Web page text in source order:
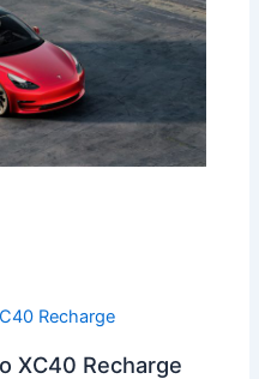
XC40 Recharge